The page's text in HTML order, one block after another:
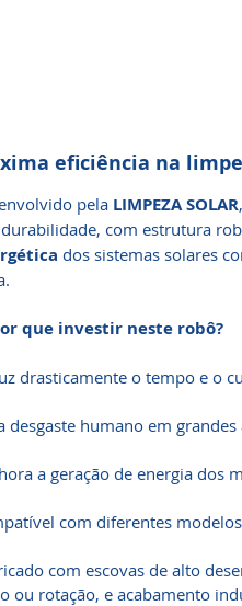
eficiência na
pela LIMPEZA SOLAR
com estrutura
dos sistemas solares
que investir neste robô?
drasticamente o tempo e o
desgaste humano em grandes
a geração de energia dos
com diferentes
com escovas de alto
ou rotação, e acabamento